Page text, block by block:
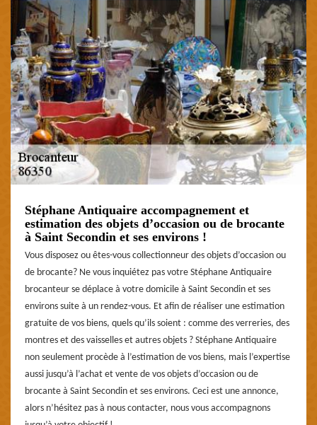
Stéphane Antiquaire accompagnement et
estimation des objets d’occasion ou de brocante
à Saint Secondin et ses environs !
Vous disposez ou êtes-vous collectionneur des objets d’occasion ou
de brocante? Ne vous inquiétez pas votre Stéphane Antiquaire
brocanteur se déplace à votre domicile à Saint Secondin et ses
environs suite à un rendez-vous. Et afin de réaliser une estimation
gratuite de vos biens, quels qu’ils soient : comme des verreries, des
montres et des vaisselles et autres objets ? Stéphane Antiquaire
non seulement procède à l’estimation de vos biens, mais l’expertise
aussi jusqu’à l’achat et vente de vos objets d’occasion ou de
brocante à Saint Secondin et ses environs. Ceci est une annonce,
alors n’hésitez pas à nous contacter, nous vous accompagnons